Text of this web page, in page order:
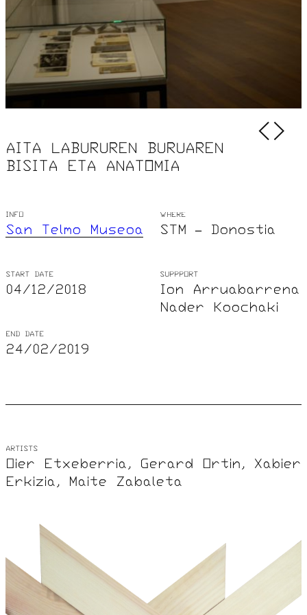
AITA LABURUREN BURUAREN
BISITA ETA ANATOMIA
INFO
San Telmo Museoa
START DATE
04/12/2018
END DATE
24/02/2019
WHERE
STM – Donostia
SUPPPORT
Ion Arruabarrena
Nader Koochaki
ARTISTS
Oier Etxeberria, Gerard Ortin, Xabier
Erkizia, Maite Zabaleta